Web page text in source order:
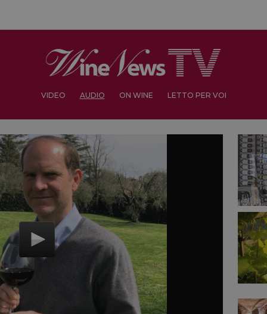
VIDEO AUDIO ON WINE LETTO PER VOI